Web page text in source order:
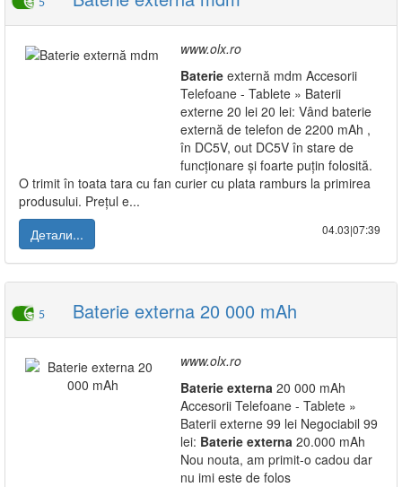
5
www.olx.ro
Baterie externă mdm Accesorii
Telefoane - Tablete » Baterii
externe 20 lei 20 lei: Vând baterie
externă de telefon de 2200 mAh ,
în DC5V, out DC5V în stare de
funcționare și foarte puțin folosită.
O trimit în toata tara cu fan curier cu plata ramburs la primirea
produsului. Prețul e...
Детали...
04.03|07:39
5 Baterie externa 20 000 mAh
www.olx.ro
Baterie externa 20 000 mAh
Accesorii Telefoane - Tablete »
Baterii externe 99 lei Negociabil 99
lei: Baterie externa 20.000 mAh
Nou nouta, am primit-o cadou dar
nu imi este de folos